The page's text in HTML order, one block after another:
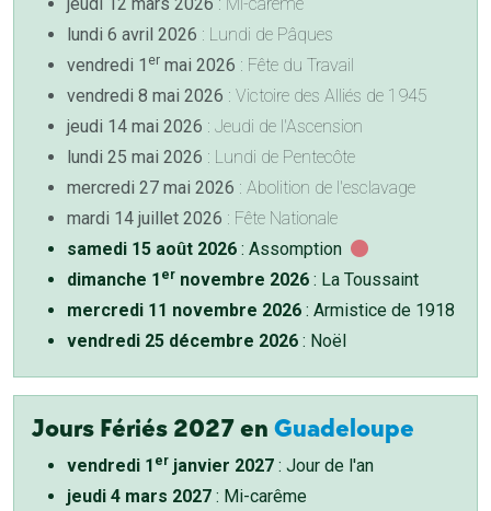
lundi 6 avril 2026 : Lundi de Pâques
vendredi 1 er mai 2026 : Fête du Travail
vendredi 8 mai 2026 : Victoire des Alliés de 1945
jeudi 14 mai 2026 : Jeudi de l'Ascension
lundi 25 mai 2026 : Lundi de Pentecôte
mercredi 27 mai 2026 : Abolition de l'esclavage
mardi 14 juillet 2026 : Fête Nationale
samedi 15 août 2026 : Assomption
dimanche 1 er novembre 2026 : La Toussaint
mercredi 11 novembre 2026 : Armistice de 1918
vendredi 25 décembre 2026 : Noël
Jours Fériés 2027 en Guadeloupe
vendredi 1 er janvier 2027 : Jour de l'an
jeudi 4 mars 2027 : Mi-carême